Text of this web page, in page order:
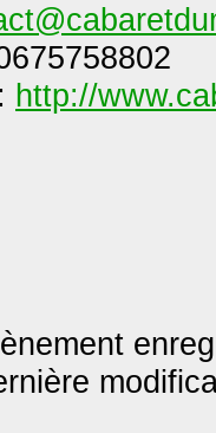
http://